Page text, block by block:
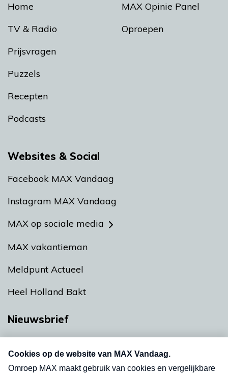
Home
TV & Radio
Prijsvragen
Puzzels
Recepten
Podcasts
MAX Opinie Panel
Oproepen
Websites & Social
Facebook MAX Vandaag
Instagram MAX Vandaag
MAX op sociale media
MAX vakantieman
Meldpunt Actueel
Heel Holland Bakt
Nieuwsbrief
nieuwsbrief. Elke vrijdag- en dinsdagochtend in
uw mailbox.